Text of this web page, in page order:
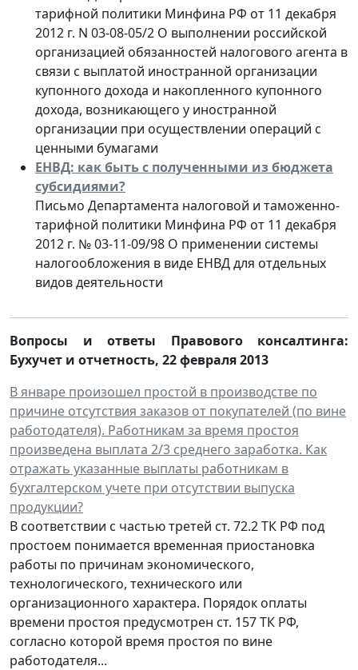
тарифной политики Минфина РФ от 11 декабря
2012 г. N 03-08-05/2 О выполнении российской
организацией обязанностей налогового агента в
связи с выплатой иностранной организации
купонного дохода и накопленного купонного
дохода, возникающего у иностранной
организации при осуществлении операций с
ценными бумагами
ЕНВД: как быть с полученными из бюджета
субсидиями?
Письмо Департамента налоговой и таможенно-
тарифной политики Минфина РФ от 11 декабря
2012 г. № 03-11-09/98 О применении системы
налогообложения в виде ЕНВД для отдельных
видов деятельности
Вопросы и ответы Правового консалтинга:
Бухучет и отчетность, 22 февраля 2013
В январе произошел простой в производстве по
причине отсутствия заказов от покупателей (по вине
работодателя). Работникам за время простоя
произведена выплата 2/3 среднего заработка. Как
отражать указанные выплаты работникам в
бухгалтерском учете при отсутствии выпуска
продукции?
В соответствии с частью третей ст. 72.2 ТК РФ под
простоем понимается временная приостановка
работы по причинам экономического,
технологического, технического или
организационного характера. Порядок оплаты
времени простоя предусмотрен ст. 157 ТК РФ,
согласно которой время простоя по вине
работодателя...